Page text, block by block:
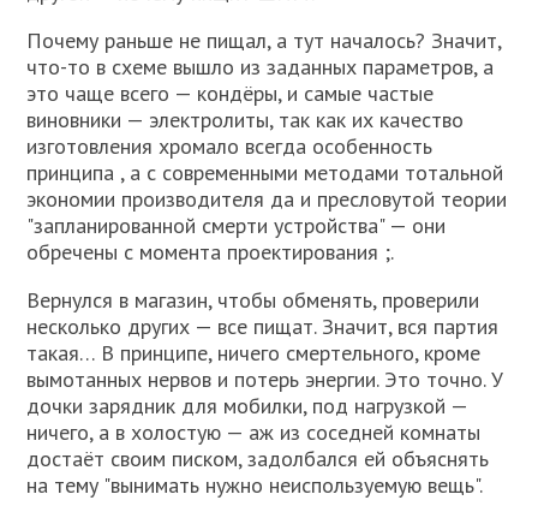
Почему раньше не пищал, а тут началось? Значит,
что-то в схеме вышло из заданных параметров, а
это чаще всего — кондёры, и самые частые
виновники — электролиты, так как их качество
изготовления хромало всегда особенность
принципа , а с современными методами тотальной
экономии производителя да и пресловутой теории
"запланированной смерти устройства" — они
обречены с момента проектирования ;.
Вернулся в магазин, чтобы обменять, проверили
несколько других — все пищат. Значит, вся партия
такая… В принципе, ничего смертельного, кроме
вымотанных нервов и потерь энергии. Это точно. У
дочки зарядник для мобилки, под нагрузкой —
ничего, а в холостую — аж из соседней комнаты
достаёт своим писком, задолбался ей объяснять
на тему "вынимать нужно неиспользуемую вещь".